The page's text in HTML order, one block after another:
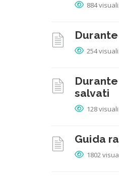
884
Durante
254
salvati
128
Guida
1802